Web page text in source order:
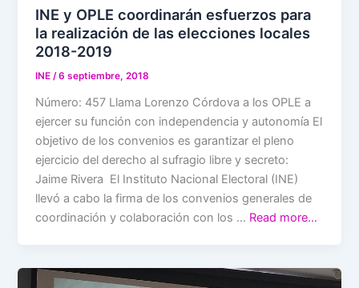
INE y OPLE coordinarán esfuerzos para
la realización de las elecciones locales
2018-2019
INE/6 septiembre, 2018
Número: 457 Llama Lorenzo Córdova a los OPLE a
ejercer su función con independencia y autonomía El
objetivo de los convenios es garantizar el pleno
ejercicio del derecho al sufragio libre y secreto:
Jaime Rivera El Instituto Nacional Electoral (INE)
llevó a cabo la firma de los convenios generales de
coordinación y colaboración con los … Read more…